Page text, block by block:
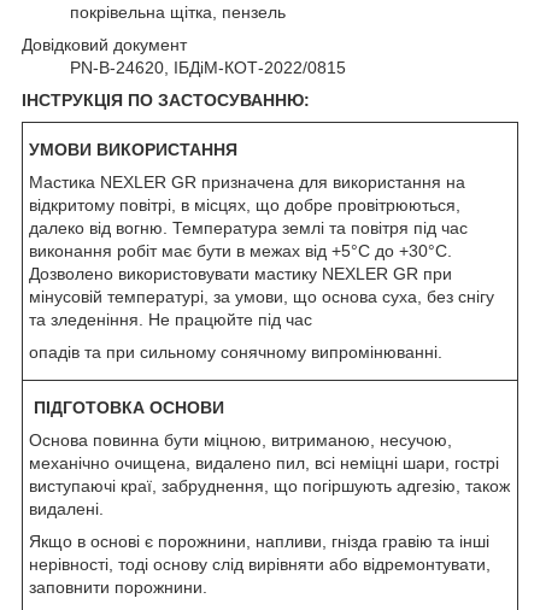
покрівельна щітка, пензель
Довідковий документ
PN-B-24620, ІБДіМ-КОТ-2022/0815
ІНСТРУКЦІЯ ПО ЗАСТОСУВАННЮ:
УМОВИ ВИКОРИСТАННЯ
Мастика NEXLER GR призначена для використання на
відкритому повітрі, в місцях, що добре провітрюються,
далеко від вогню. Температура землі та повітря під час
виконання робіт має бути в межах від +5°C до +30°C.
Дозволено використовувати мастику NEXLER GR при
мінусовій температурі, за умови, що основа суха, без снігу
та зледеніння. Не працюйте під час
опадів та при сильному сонячному випромінюванні.
ПІДГОТОВКА ОСНОВИ
Основа повинна бути міцною, витриманою, несучою,
механічно очищена, видалено пил, всі неміцні шари, гострі
виступаючі краї, забруднення, що погіршують адгезію, також
видалені.
Якщо в основі є порожнини, напливи, гнізда гравію та інші
нерівності, тоді основу слід вирівняти або відремонтувати,
заповнити порожнини.